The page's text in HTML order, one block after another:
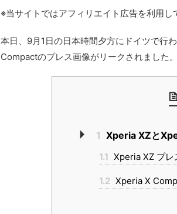
※当サイトではアフィリエイト広告を利用し
本日、9月1日の日本時間夕方にドイツで行
Compactのプレス画像がリークされました。
1 Xperia XZと
1.1 Xperia XZ プレ
1.2 Xperia X